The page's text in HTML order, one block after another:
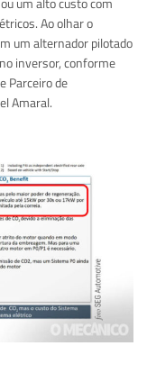
Ao olhar o
um alternador pilotado
inversor, conforme
Parceiro de
Amaral.